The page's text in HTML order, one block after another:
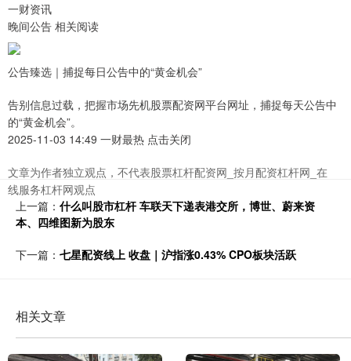
一财资讯
晚间公告 相关阅读
公告臻选｜捕捉每日公告中的“黄金机会”
告别信息过载，把握市场先机股票配资网平台网址，捕捉每天公告中
的“黄金机会”。
2025-11-03 14:49 一财最热 点击关闭
文章为作者独立观点，不代表股票杠杆配资网_按月配资杠杆网_在
线服务杠杆网观点
上一篇： 什么叫股市杠杆 车联天下递表港交所，博世、蔚来资
本、四维图新为股东
下一篇： 七星配资线上 收盘｜沪指涨0.43% CPO板块活跃
相关文章